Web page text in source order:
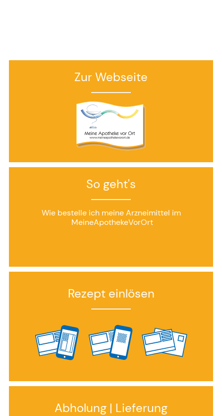
Zur Webseite
So geht's
Wie bestelle ich meine Arzneimittel im
MeineApothekeVorOrt
Rezept einlösen
Abholung | Lieferung